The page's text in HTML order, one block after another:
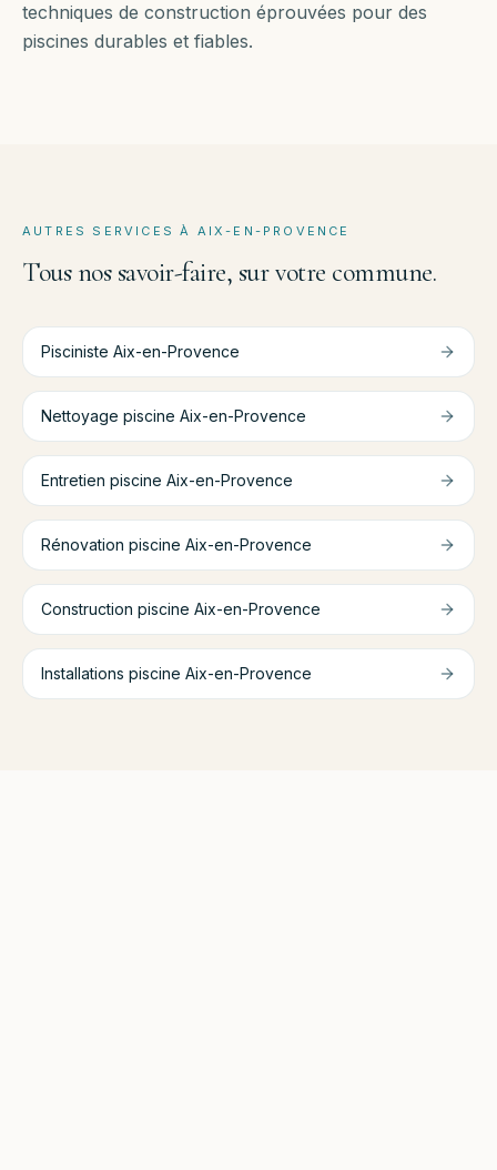
techniques de construction éprouvées pour des
piscines durables et fiables.
AUTRES SERVICES À AIX-EN-PROVENCE
Tous nos savoir-faire, sur votre commune.
Pisciniste Aix-en-Provence
Nettoyage piscine Aix-en-Provence
Entretien piscine Aix-en-Provence
Rénovation piscine Aix-en-Provence
Construction piscine Aix-en-Provence
Installations piscine Aix-en-Provence